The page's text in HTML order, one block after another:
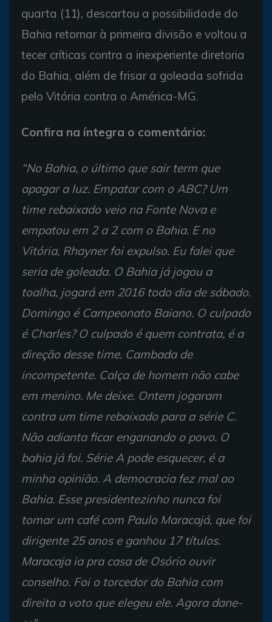
quarta (11), descartou a possibilidade do
Bahia retornar à primeira divisão e voltou a
tecer críticas contra a inexperiente diretoria
do Bahia, além de frisar a goleada sofrida
pelo Vitória contra o América-MG.
Confira na íntegra o comentário:
“No Bahia, o último que sair term que
apagar a luz. Empatar com o ABC? Um
time rebaixado veio na Fonte Nova e
empatou em 2 a 2 com o Bahia. E no
Vitória, Rhayner foi expulso. Eu falei que
seria de goleada. O Bahia já jogou a
toalha, jogará em 2016 todo dia de sábado.
Domingo é Campeonato Baiano. O culpado
é Charles? O culpado é quem contrata, é a
direção desse time. Cambada de
incompetente. Calça de homem não cabe
em menino. Me deixe. Ontem jogaram
contra um time rebaixado para a série C.
Não adianta ficar enganando o povo. O
bahia já foi. Série A pode esquecer, é a
minha opinião. A democracia fez mal ao
Bahia. Esse presidentezinho nunca foi
tomar um café com Paulo Maracajá, que foi
dirigente 25 anos e ganhou 17 títulos.
Maracaja ia pra casa de Osório ouvir
conselho. Foi o torcedor do Bahia com
direito a voto que elegeu ele. Agora dane-